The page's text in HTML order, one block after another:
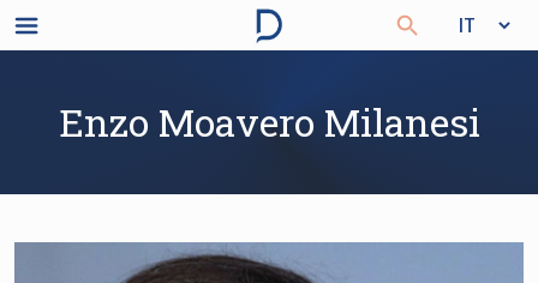
Enzo Moavero Milanesi